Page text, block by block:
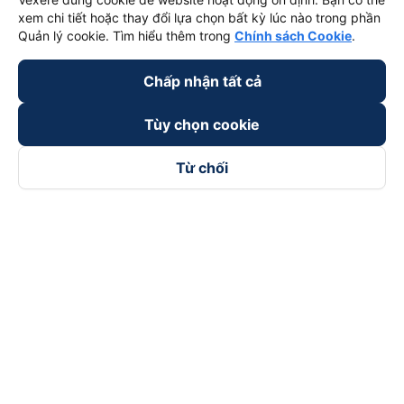
xem chi tiết hoặc thay đổi lựa chọn bất kỳ lúc nào trong phần
Quản lý cookie. Tìm hiểu thêm trong Chính sách Cookie.
Chấp nhận tất cả
Tùy chọn cookie
Từ chối